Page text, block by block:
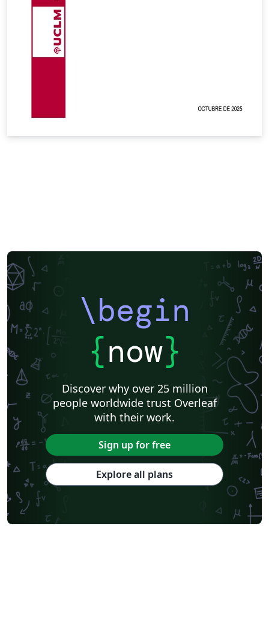
\begin
{now}
Discover why over 25 million
people worldwide trust Overleaf
with their work.
Sign up for free
Explore all plans